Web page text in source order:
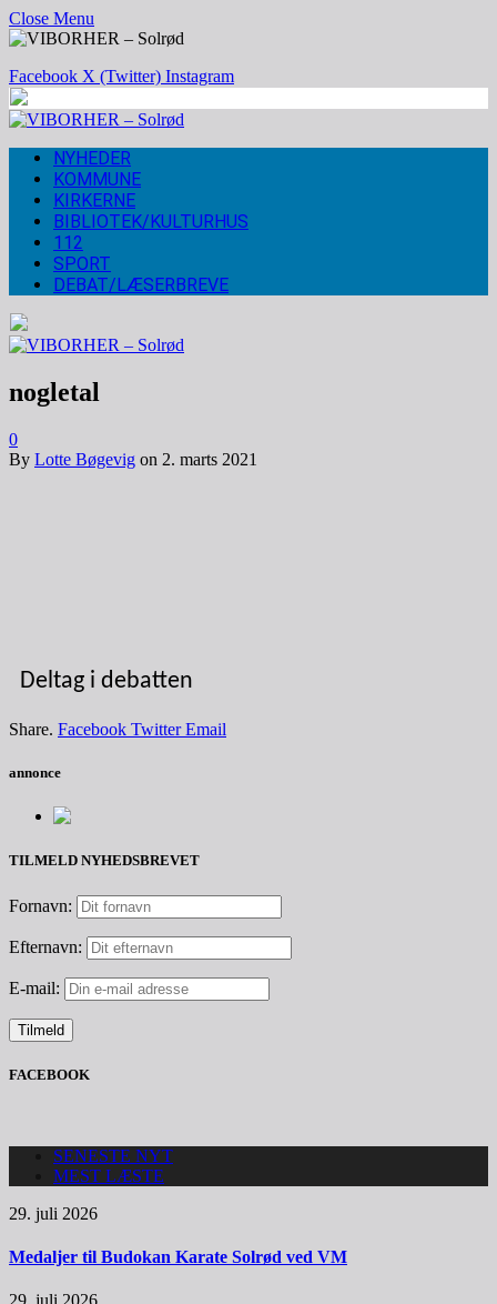
Close Menu
Facebook X (Twitter) Instagram
NYHEDER
KOMMUNE
KIRKERNE
BIBLIOTEK/KULTURHUS
112
SPORT
DEBAT/LÆSERBREVE
nogletal
0
By Lotte Bøgevig on 2. marts 2021
Deltag i debatten
Share. Facebook Twitter Email
annonce
TILMELD NYHEDSBREVET
Fornavn:
Efternavn:
E-mail:
FACEBOOK
SENESTE NYT
MEST LÆSTE
29. juli 2026
Medaljer til Budokan Karate Solrød ved VM